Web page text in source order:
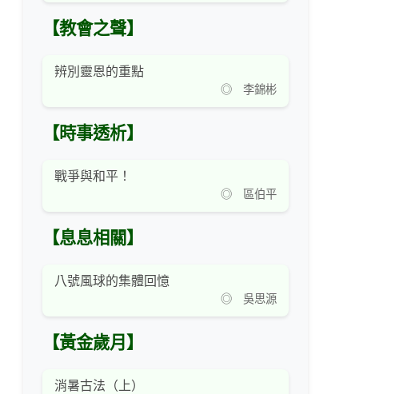
【教會之聲】
辨別靈恩的重點
◎ 李錦彬
【時事透析】
戰爭與和平！
◎ 區伯平
【息息相關】
八號風球的集體回憶
◎ 吳思源
【黃金歲月】
消暑古法（上）